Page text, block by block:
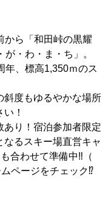
から「和田峠の黒耀
・わ・ま・ち」。
年、標高1,350ｍのス
度もゆるやかな場所
！
あり！宿泊参加者限定
るスキー場直営キャ
合わせて準備中‼（
ページをチェック⁉